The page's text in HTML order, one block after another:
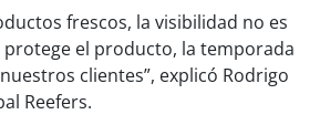
frescos, la visibilidad no es
protege el producto, la temporada
clientes”, explicó Rodrigo
Reefers.